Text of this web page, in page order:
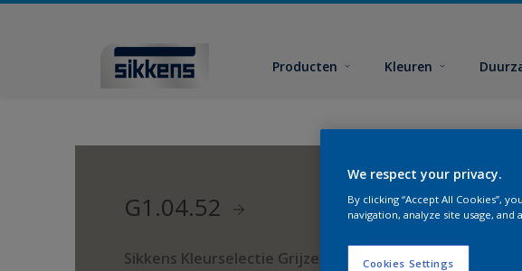
Producten Kleuren
G1.04.52
Sikkens Kleurselectie Grijzen
We respect your privacy.
By clicking “Accept All Cookies”,
navigation, analyze site usage,
Cookies Settings